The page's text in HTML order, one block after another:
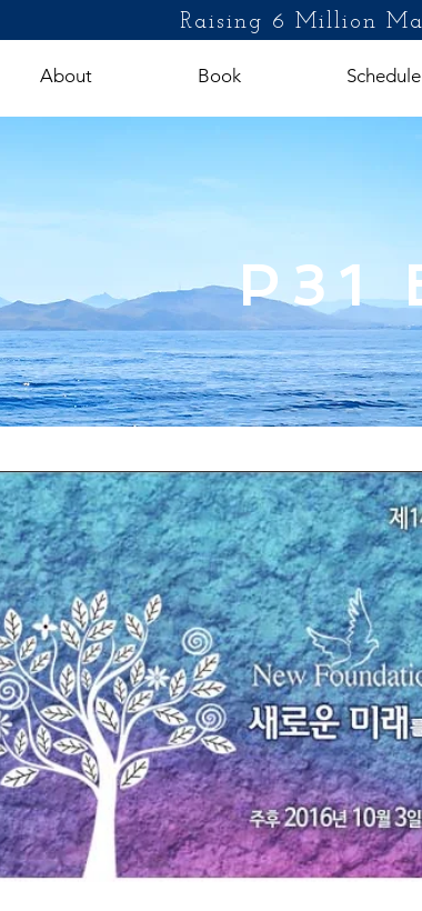
Raising 6 Million
About Book Schedule
P31